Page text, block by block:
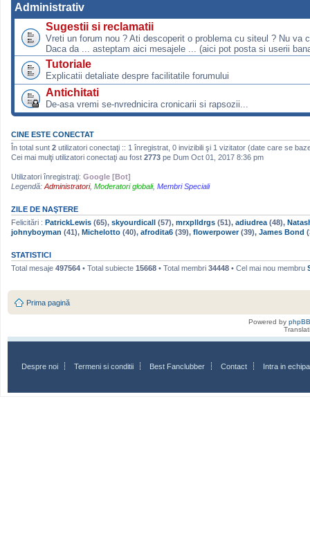
Administrativ
Sugestii si reclamatii
Vreti un forum nou ? Ati descoperit o problema cu siteul ? Nu va
Daca da ... asteptam aici mesajele ... (aici pot posta si userii
Tutoriale
Explicatii detaliate despre facilitatile forumului
Antichitati
De-asa vremi se-nvrednicira cronicarii si rapsozii...
CINE ESTE CONECTAT
În total sunt 2 utilizatori conectaţi :: 1 înregistrat, 0 invizibili şi 1 vizitator (date care se
Cei mai mulţi utilizatori conectaţi au fost 2773 pe Dum Oct 01, 2017 8:36 pm
Utilizatori înregistraţi: Google [Bot]
Legendă: Administratori, Moderatori globali, Membri Speciali
ZILE DE NAŞTERE
Felicitări : PatrickLewis (65), skyourdicall (57), mrxplldrgs (51), adiudrea (48),
johnyboyman (41), Michelotto (40), afrodita6 (39), flowerpower(39), James Bond
STATISTICI
Total mesaje 497564 • Total subiecte 15668 • Total membri 34448 • Cel mai nou membru
Prima pagină
Powered by phpBB
Despre noi Termeni si conditii Best Fanclubber Contact Intra in